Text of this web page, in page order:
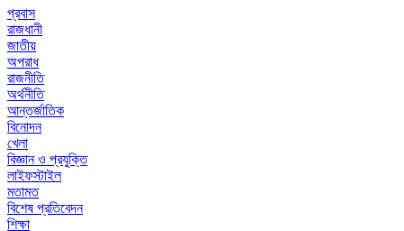
প্রবাস
রাজধানী
জাতীয়
অপরাধ
রাজনীতি
অর্থনীতি
আন্তর্জাতিক
বিনোদন
খেলা
বিজ্ঞান ও প্রযুক্তি
লাইফস্টাইল
মতামত
বিশেষ প্রতিবেদন
শিক্ষা